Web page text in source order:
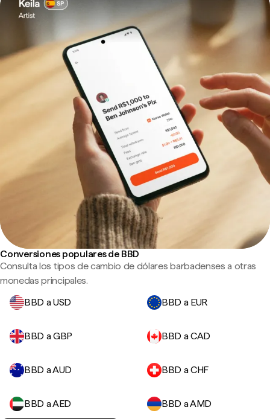
Conversiones populares de BBD
Consulta los tipos de cambio de dólares barbadenses a otras
monedas principales.
BBD a USD
BBD a EUR
BBD a GBP BBD a CAD
BBD a AUD BBD a CHF
BBD a AED
BBD a AMD